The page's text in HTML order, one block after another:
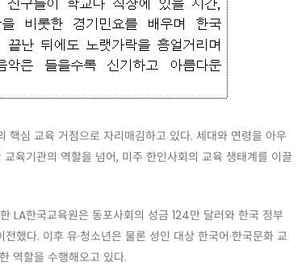
심 교육 거점으로 자리매김하고 있다. 세대와 연령을 아우
육기관의 역할을 넘어, 미주 한인사회의 교육 생태계를 이끌
LA한국교육원은 동포사회의 성금 124만 달러와 한국 정부
했다. 이후 유·청소년은 물론 성인 대상 한국어·한국문화 교
역할을 수행해오고 있다.